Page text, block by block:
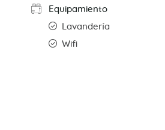
Equipamiento
Lavandería
Wifi